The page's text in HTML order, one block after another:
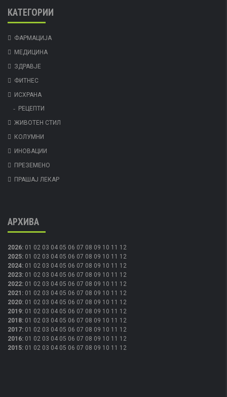
КАТЕГОРИИ
ФАРМАЦИЈА
МЕДИЦИНА
ЗДРАВЈЕ
ФИТНЕС
ИСХРАНА
РЕЦЕПТИ
ЖИВОТЕН СТИЛ
КОЛУМНИ
ИНОВАЦИИ
ПРЕЗЕМЕНО
ПРАШАЈ ЛЕКАР
АРХИВА
2026: 01 02 03 04 05 06 07 08 09 10 11 12
2025: 01 02 03 04 05 06 07 08 09 10 11 12
2024: 01 02 03 04 05 06 07 08 09 10 11 12
2023: 01 02 03 04 05 06 07 08 09 10 11 12
2022: 01 02 03 04 05 06 07 08 09 10 11 12
2021 : 01 02 03 04 05 06 07 08 09 10 11 12
2020: 01 02 03 04 05 06 07 08 09 10 11 12
2019: 01 02 03 04 05 06 07 08 09 10 11 12
2018: 01 02 03 04 05 06 07 08 09 10 11 12
2017: 01 02 03 04 05 06 07 08 09 10 11 12
2016: 01 02 03 04 05 06 07 08 09 10 11 12
2015: 01 02 03 04 05 06 07 08 09 10 11 12